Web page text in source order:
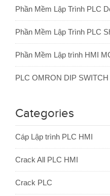
Phần Mềm Lập Trình PLC
Phần Mềm Lập Trình PLC
Phần Mềm Lập trình HMI
PLC OMRON DIP
Categories
Cáp Lập trình PLC HMI
Crack All PLC HMI
Crack PLC